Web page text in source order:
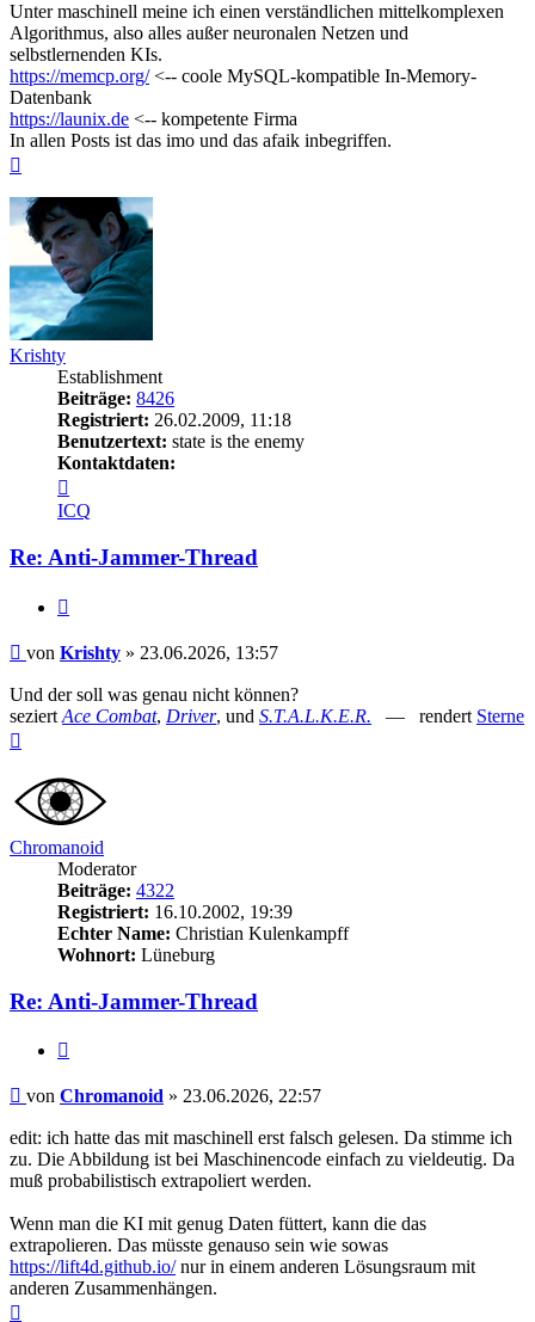
Unter maschinell meine ich einen verständlichen mittelkomplexen
Algorithmus, also alles außer neuronalen Netzen und
selbstlernenden KIs.
https://memcp.org/<-- coole MySQL-kompatible In-Memory-
Datenbank
https://launix.de <-- kompetente Firma
In allen Posts ist das imo und das afaik inbegriffen.
Krishty
Establishment
Beiträge: 8426
Registriert: 26.02.2009, 11:18
Benutzertext: state is the enemy
Kontaktdaten:
von
Krishty
ICQ
Re: Anti-Jammer-Thread
Beitrag
von Krishty » 23.06.2026, 13:57
Und der soll was genau nicht können?
seziert Ace Combat, Driver, und S.T.A.L.K.E.R. — rendert Sterne
Chromanoid
Moderator
Beiträge: 4322
Registriert: 16.10.2002, 19:39
Echter Name: Christian Kulenkampff
Wohnort: Lüneburg
Re: Anti-Jammer-Thread
Beitrag
von Chromanoid » 23.06.2026, 22:57
edit: ich hatte das mit maschinell erst falsch gelesen. Da stimme ich
zu. Die Abbildung ist bei Maschinencode einfach zu vieldeutig. Da
muß probabilistisch extrapoliert werden.
Wenn man die KI mit genug Daten füttert, kann die das
extrapolieren. Das müsste genauso sein wie sowas
https://lift4d.github.io/nur in einem anderen Lösungsraum mit
anderen Zusammenhängen.